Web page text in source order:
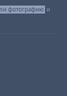
фотографию и